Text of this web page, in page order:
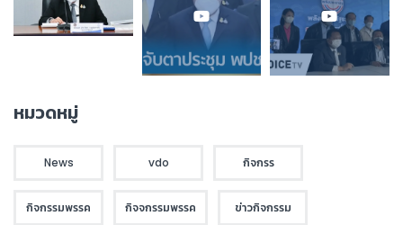
หมวดหมู่
News vdo กิจกรร
กิจกรรมพรรค กิจจกรรมพรรค ข่าวกิจกรรม